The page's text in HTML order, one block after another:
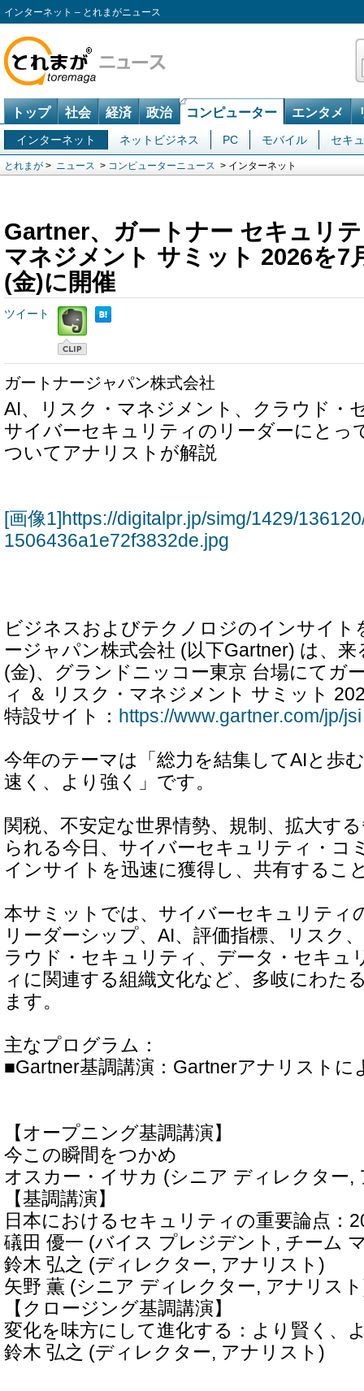
インターネット – とれまがニュース
トップ 社会 経済 政治 コンピューター エンタメ
インターネット ネットビジネス PC モバイル セキ
とれまが > ニュース > コンピューターニュース > インターネット
Gartner、ガートナー セキュリ
マネジメント サミット 2026を7
(金)に開催
ツイート
ガートナージャパン株式会社
AI、リスク・マネジメント、クラウド・
サイバーセキュリティのリーダーにとっ
ついてアナリストが解説
[画像1]https://digitalpr.jp/simg/1429/
1506436a1e72f3832de.jpg
ビジネスおよびテクノロジのインサイト
ージャパン株式会社 (以下Gartner) は、
(金)、グランドニッコー東京 台場にてガ
ィ ＆ リスク・マネジメント サミット
特設サイト： https://www.gartner.com/jp/jsi
今年のテーマは「総力を結集してAIと歩
速く、より強く」です。
関税、不安定な世界情勢、規制、拡大す
られる今日、サイバーセキュリティ・コ
インサイトを迅速に獲得し、共有するこ
本サミットでは、サイバーセキュリティ
リーダーシップ、AI、評価指標、リスク
ラウド・セキュリティ、データ・セキュ
ィに関連する組織文化など、多岐にわた
ます。
主なプログラム：
■Gartner基調講演：Gartnerアナリストに
【オープニング基調講演】
今この瞬間をつかめ
オスカー・イサカ (シニア ディレクター,
【基調講演】
日本におけるセキュリティの重要論点：
礒田 優一 (バイス プレジデント, チーム
鈴木 弘之 (ディレクター, アナリスト)
矢野 薫 (シニア ディレクター, アナリス
【クロージング基調講演】
変化を味方にして進化する：より賢く、
鈴木 弘之 (ディレクター, アナリスト)